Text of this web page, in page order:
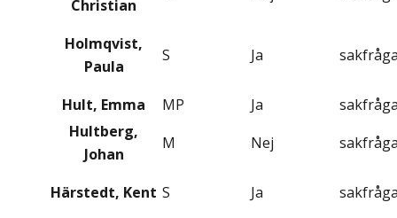
Christian
Holmqvist,
Paula
S Ja
Hult, Emma MP Ja
Hultberg,
Johan
M Nej
Härstedt, Kent S Ja